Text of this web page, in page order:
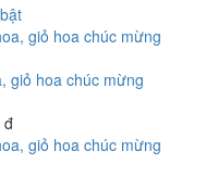
giỏ hoa chúc mừng
đ